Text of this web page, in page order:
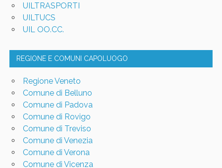
UILTRASPORTI
UILTUCS
UIL OO.CC.
REGIONE E COMUNI CAPOLUOGO
Regione Veneto
Comune di Belluno
Comune di Padova
Comune di Rovigo
Comune di Treviso
Comune di Venezia
Comune di Verona
Comune di Vicenza